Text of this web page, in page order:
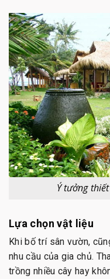
Ý tưởng
Lựa chọn vật liệu
Khi bố trí sân vườn,
nhu cầu của gia chủ.
trồng nhiều cây hay